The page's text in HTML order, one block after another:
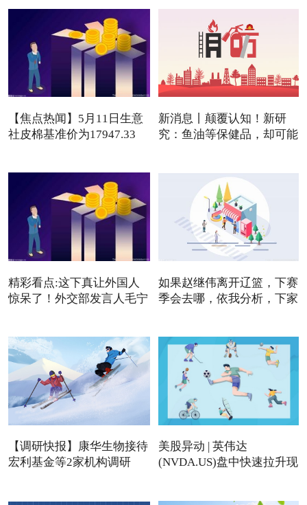
【焦点热闻】5月11日生意
社皮棉基准价为17947.33
新消息丨颠覆认知！新研
究：鱼油等保健品，却可能
精彩看点:这下真让外国人
惊呆了！外交部发言人毛宁
如果赵继伟离开辽篮，下赛
季会去哪，依我分析，下家
【调研快报】康华生物接待
宏利基金等2家机构调研
美股异动 | 英伟达
(NVDA.US)盘中快速拉升现